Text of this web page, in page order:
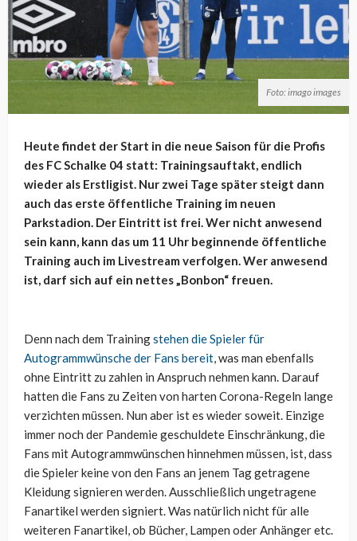
Foto: imago images
Heute findet der Start in die neue Saison für die Profis
des FC Schalke 04 statt: Trainingsauftakt, endlich
wieder als Erstligist. Nur zwei Tage später steigt dann
auch das erste öffentliche Training im neuen
Parkstadion. Der Eintritt ist frei. Wer nicht anwesend
sein kann, kann das um 11 Uhr beginnende öffentliche
Training auch im Livestream verfolgen. Wer anwesend
ist, darf sich auf ein nettes „Bonbon“ freuen.
Denn nach dem Trainingstehen die Spieler für
Autogrammwünsche der Fans bereit, was man ebenfalls
ohne Eintritt zu zahlen in Anspruch nehmen kann. Darauf
hatten die Fans zu Zeiten von harten Corona-Regeln lange
verzichten müssen. Nun aber ist es wieder soweit. Einzige
immer noch der Pandemie geschuldete Einschränkung, die
Fans mit Autogrammwünschen hinnehmen müssen, ist, dass
die Spieler keine von den Fans an jenem Tag getragene
Kleidung signieren werden. Ausschließlich ungetragene
Fanartikel werden signiert. Was natürlich nicht für alle
weiteren Fanartikel, ob Bücher, Lampen oder Anhänger etc.